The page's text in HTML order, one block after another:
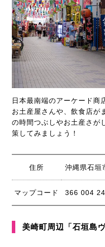
日本最南端のアーケード商
お土産屋さんや、飲食店が
の時間つぶしやお土産さが
策してみましょう！
住所 沖縄県石垣
マップコード 366 004
美崎町周辺「石垣島